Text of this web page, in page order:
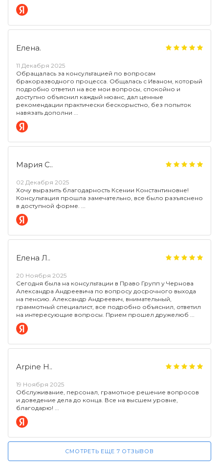
Елена.
11 Декабря 2025
Обращалась за консультацией по вопросам
бракоразводного процесса. Общалась с Иваном, который
подробно ответил на все мои вопросы, спокойно и
доступно объяснил каждый нюанс, дал ценные
рекомендации практически бескорыстно, без попыток
навязать дополни
Мария С..
02 Декабря 2025
Хочу выразить благодарность Ксении Константиновне!
Консультация прошла замечательно, все было разъяснено
в доступной форме.
Елена Л..
20 Ноября 2025
Сегодня была на консультации в Право Групп у Чернова
Александра Андреевича по вопросу досрочного выхода
на пенсию. Александр Андреевич, внимательный,
граммотный специалист, все подробно объяснил, ответил
на интересующие вопросы. Прием прошел дружелюб
Arpine H..
19 Ноября 2025
Обслуживание, персонал, грамотное решение вопросов
и доведение дела до конца. Все на высшем уровне,
благодарю!
СМОТРЕТЬ ЕЩЕ 7 ОТЗЫВОВ